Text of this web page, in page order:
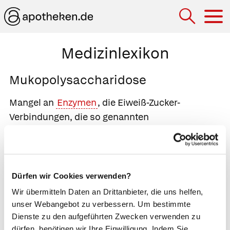
Dürfen wir Cookies verwenden?
Wir übermitteln Daten an Drittanbieter, die uns helfen,
unser Webangebot zu verbessern. Um bestimmte
Dienste zu den aufgeführten Zwecken verwenden zu
Medizinlexikon
Mukopolysaccharidose
Mangel an Enzymen, die Eiweiß-Zucker-
Verbindungen, die so genannten
, abbauen. Daraufhin lagern
sich diese Verbindungen in Leber, Gehirn und
Skelettverformungen, Minderwuchs und
geistiger Behinderung. Die bekannteste Form der
Mukopolysaccharidose ist diePfaundler-Hurler-
Krankheit . Die Betroffenen sind an ihrem großen